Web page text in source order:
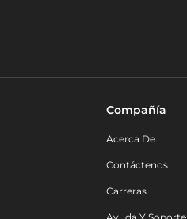
Compañía
Acerca De
Contáctenos
Carreras